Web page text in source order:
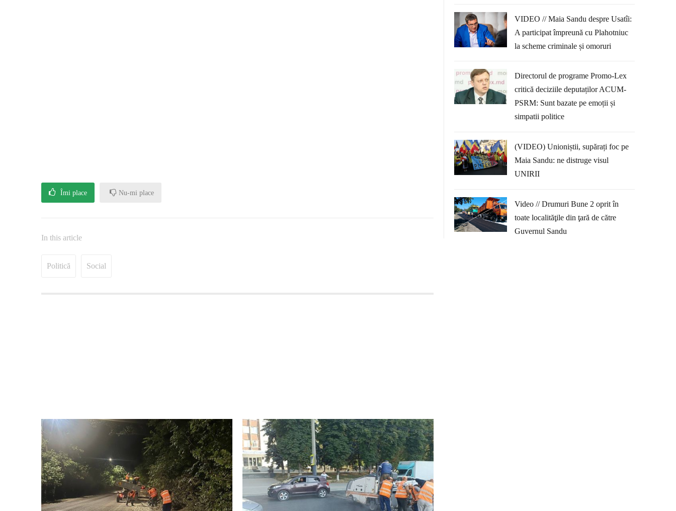
Îmi place Nu-mi place
In this article
Politică Social
VIDEO // Maia Sandu despre Usatîi:
A participat împreună cu Plahotniuc
la scheme criminale și omoruri
Directorul de programe Promo-Lex
critică deciziile deputaților ACUM-
PSRM: Sunt bazate pe emoții și
simpatii politice
(VIDEO) Unioniștii, supărați foc pe
Maia Sandu: ne distruge visul
UNIRII
Video // Drumuri Bune 2 oprit în
toate localităţile din ţară de către
Guvernul Sandu